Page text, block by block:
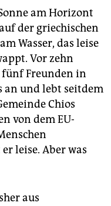
am Horizont
der griechischen
Wasser, das leise
Vor zehn
fünf Freunden in
an und lebt seitdem
Chios
von dem EU-
leise. Aber was
aus